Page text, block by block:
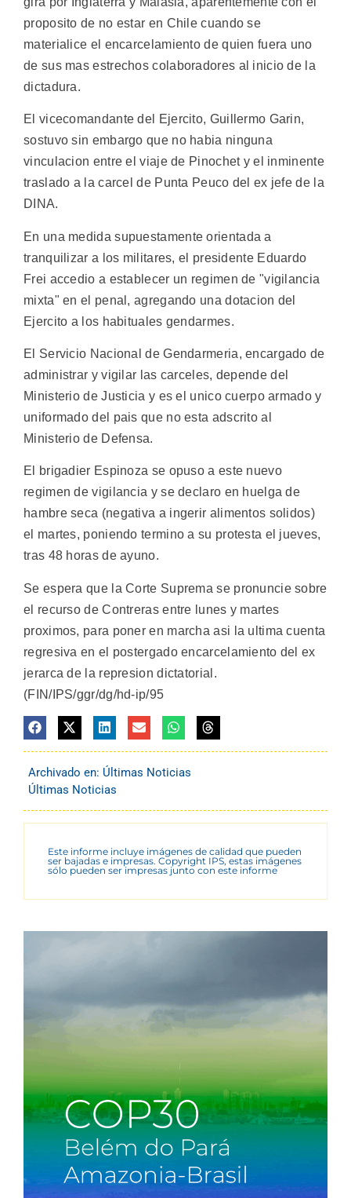
proposito de no estar en Chile cuando se
materialice el encarcelamiento de quien fuera uno
de sus mas estrechos colaboradores al inicio de la
dictadura.
El vicecomandante del Ejercito, Guillermo Garin,
sostuvo sin embargo que no habia ninguna
vinculacion entre el viaje de Pinochet y el inminente
traslado a la carcel de Punta Peuco del ex jefe de la
DINA.
En una medida supuestamente orientada a
tranquilizar a los militares, el presidente Eduardo
Frei accedio a establecer un regimen de "vigilancia
mixta" en el penal, agregando una dotacion del
Ejercito a los habituales gendarmes.
El Servicio Nacional de Gendarmeria, encargado de
administrar y vigilar las carceles, depende del
Ministerio de Justicia y es el unico cuerpo armado y
uniformado del pais que no esta adscrito al
Ministerio de Defensa.
El brigadier Espinoza se opuso a este nuevo
regimen de vigilancia y se declaro en huelga de
hambre seca (negativa a ingerir alimentos solidos)
el martes, poniendo termino a su protesta el jueves,
tras 48 horas de ayuno.
Se espera que la Corte Suprema se pronuncie sobre
el recurso de Contreras entre lunes y martes
proximos, para poner en marcha asi la ultima cuenta
regresiva en el postergado encarcelamiento del ex
jerarca de la represion dictatorial.
(FIN/IPS/ggr/dg/hd-ip/95
Archivado en: Últimas Noticias
Últimas Noticias
Este informe incluye imágenes de calidad que pueden
ser bajadas e impresas. Copyright IPS, estas imágenes
sólo pueden ser impresas junto con este informe